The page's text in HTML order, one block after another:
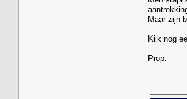
Maar zijn
Kijk nog
Prop.